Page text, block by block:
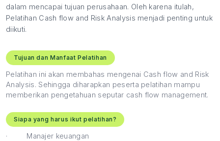
dalam mencapai tujuan perusahaan. Oleh karena itulah,
Pelatihan Cash flow and Risk Analysis menjadi penting untuk
diikuti.
Tujuan dan Manfaat Pelatihan
Pelatihan ini akan membahas mengenai Cash flow and Risk
Analysis. Sehingga diharapkan peserta pelatihan mampu
memberikan pengetahuan seputar cash flow management.
Siapa yang harus ikut pelatihan?
·
Manajer keuangan